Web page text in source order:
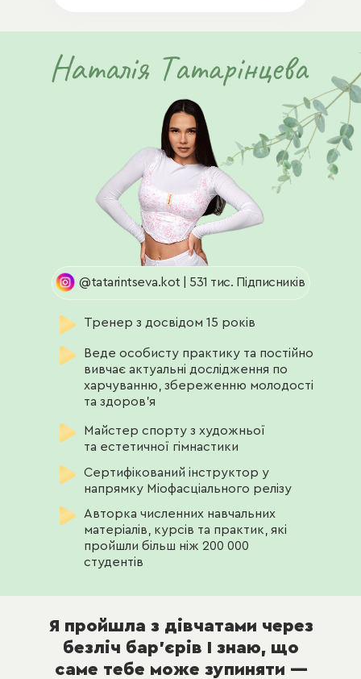
Тренер з досвідом 15 років
Веде особисту практику та постійно
вивчає актуальні дослідження по
харчуванню, збереженню молодості
та здоров’я
Майстер спорту з художньої
та естетичної гімнастики
Авторка численних навчальних
матеріалів, курсів та практик, які
пройшли більш ніж 200 000
студентів
Сертифікований інструктор у
напрямку Міофасціального релізу
@tatarintseva.kot | 531 тис. Підписників
Я пройшла з дівчатами через
безліч бар’єрів І знаю, що
саме тебе може зупиняти —